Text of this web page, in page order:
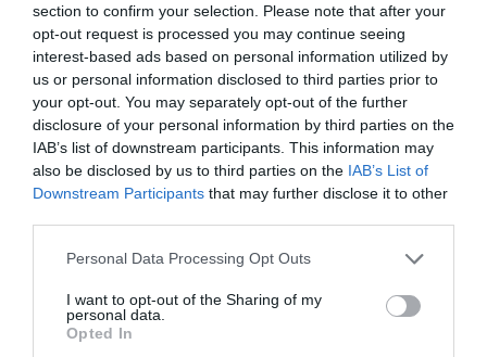
section to confirm your selection. Please note that after your
opt-out request is processed you may continue seeing
interest-based ads based on personal information utilized by
us or personal information disclosed to third parties prior to
your opt-out. You may separately opt-out of the further
disclosure of your personal information by third parties on the
IAB’s list of downstream participants. This information may
also be disclosed by us to third parties on the IAB’s List of
Downstream Participants that may further disclose it to other
Please note that this website/app uses one or more Google
not limited to your visit or usage behaviour. You may click to
grant or deny consent to Google and its third-party tags to
use your data for below specified purposes in below Google
Personal Data Processing Opt Outs
I want to opt-out of the Sharing of my
personal data.
Opted In
PRONEWS.GR /ΕΣΩΤΕΡΙΚΗ ΑΣΦΑΛΕΙΑ
Σκιάθος: Φυλάκιση 15 μηνών στη
Βρετανίδα που μέθυσε με την ανήλικη
κόρη της και προκάλεσε επεισόδιο – Τι
υποστήριξε